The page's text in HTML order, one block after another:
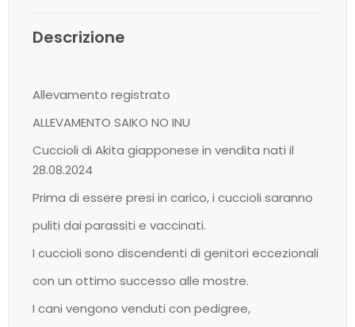
Descrizione
Allevamento registrato
ALLEVAMENTO SAIKO NO INU
Cuccioli di Akita giapponese in vendita nati il ​​
28.08.2024
Prima di essere presi in carico, i cuccioli saranno
puliti dai parassiti e vaccinati.
I cuccioli sono discendenti di genitori eccezionali
con un ottimo successo alle mostre.
I cani vengono venduti con pedigree,